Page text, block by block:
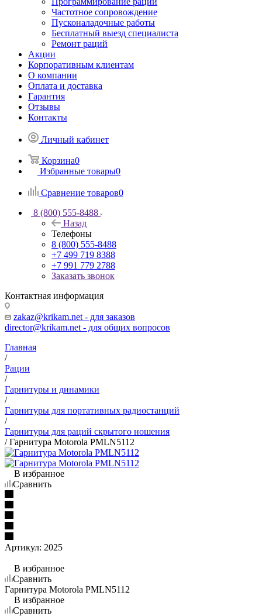
Частотное сопровождение
Пусконаладочные работы
Бесплатный выезд специалиста
Ремонт раций
Акции
Корпоративным клиентам
О компании
Оплата и доставка
Гарантия
Отзывы
Контакты
Личный кабинет
Корзина0
Избранные товары0
Сравнение товаров0
8 (800) 555-8488
Назад
Телефоны
8 (800) 555-8488
+7 499 719 8388
+7 991 779 2788
Заказать звонок
Контактная информация
zakaz@krikam.net - для заказов
director@krikam.net - для общих вопросов
Главная
/
Рации
/
Гарнитуры и динамики
/
Гарнитуры для портативных радиостанций
/
Гарнитуры для раций скрытого ношения
/Гарнитура Motorola PMLN5112
В избранное
Сравнить
Артикул: 2025
В избранное
Сравнить
Гарнитура Motorola PMLN5112
В избранное
Сравнить